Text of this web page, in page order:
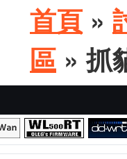
首頁 »
區 » 抓